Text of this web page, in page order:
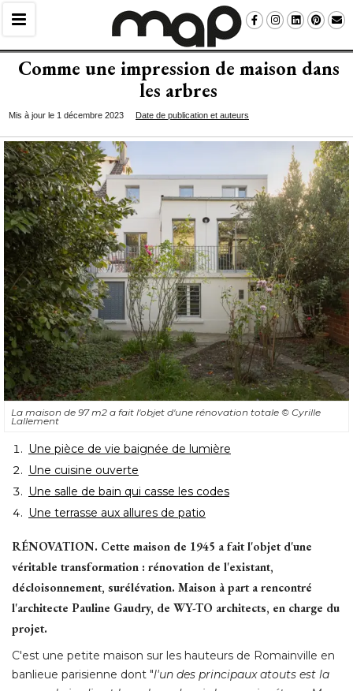
Comme une impression de maison dans
les arbres
Mis à jour le 1 décembre 2023 Date de publication et auteurs
La maison de 97 m2 a fait l'objet d'une rénovation totale © Cyrille
Lallement
Une pièce de vie baignée de lumière
Une cuisine ouverte
Une salle de bain qui casse les codes
Une terrasse aux allures de patio
RÉNOVATION. Cette maison de 1945 a fait l'objet d'une
véritable transformation : rénovation de l'existant,
décloisonnement, surélévation. Maison à part a rencontré
l'architecte Pauline Gaudry, de WY-TO architects, en charge du
projet.
C'est une petite maison sur les hauteurs de Romainville en
banlieue parisienne dont "l'un des principaux atouts est la